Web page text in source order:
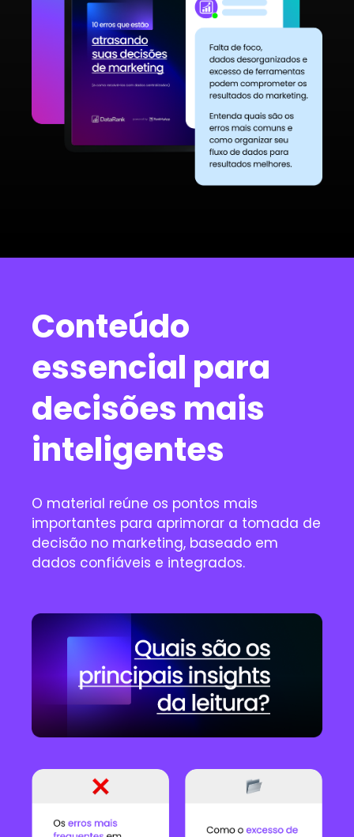
Conteúdo
essencial para
decisões mais
inteligentes
O material reúne os pontos mais
importantes para aprimorar a tomada de
decisão no marketing, baseado em
dados confiáveis e integrados.